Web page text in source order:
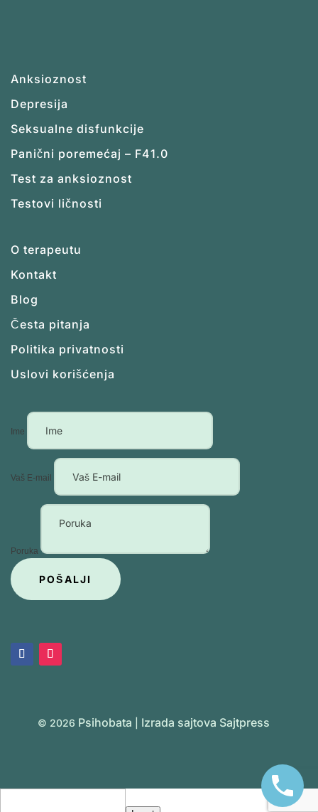
Anksioznost
Depresija
Seksualne disfunkcije
Panični poremećaj – F41.0
Test za anksioznost
Testovi ličnosti
O terapeutu
Kontakt
Blog
Česta pitanja
Politika privatnosti
Uslovi korišćenja
Ime
Vaš E-mail
Poruka
POŠALJI
© 2026 Psihobata Izrada sajtova Sajtpress